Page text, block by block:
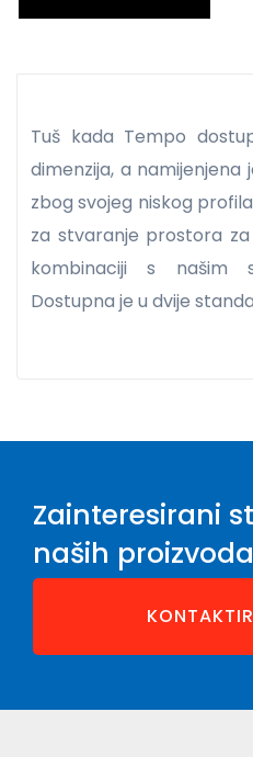
Tuš kada Tempo
dimenzija, a namijenjena
zbog svojeg niskog
za stvaranje prostora
kombinaciji s našim
Dostupna je u dvije
Zainteresirani
naših